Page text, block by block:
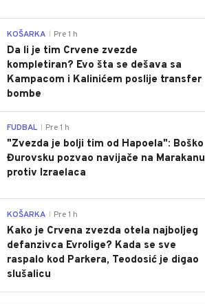
KOŠARKA Pre 1 h
Da li je tim Crvene zvezde
kompletiran? Evo šta se dešava sa
Kampacom i Kalinićem poslije transfer
bombe
FUDBAL Pre 1 h
"Zvezda je bolji tim od Hapoela": Boško
Đurovsku pozvao navijače na Marakanu
protiv Izraelaca
KOŠARKA Pre 1 h
Kako je Crvena zvezda otela najboljeg
defanzivca Evrolige? Kada se sve
raspalo kod Parkera, Teodosić je digao
slušalicu